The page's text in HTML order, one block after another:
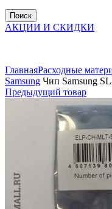
Поиск
АКЦИИ И СКИДКИ
ГлавнаяРасходные
Samsung Чип Samsung
Предыдущий товар